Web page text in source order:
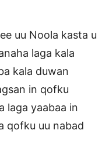
uu Noola kasta u
laga kala
kala duwan
in qofku
laga yaabaa in
qofku uu nabad